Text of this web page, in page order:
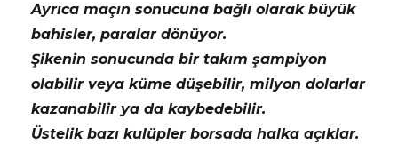
Ayrıca maçın sonucuna bağlı olarak büyük
bahisler, paralar dönüyor.
Şikenin sonucunda bir takım şampiyon
olabilir veya küme düşebilir, milyon dolarlar
kazanabilir ya da kaybedebilir.
Üstelik bazı kulüpler borsada halka açıklar.